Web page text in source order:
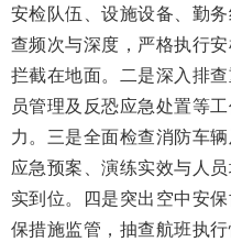
安检队伍、设施设备、勤
查频次与深度，严格执行
拦截在地面。二是深入排
员管理及反恐应急处置等
力。三是全面检查消防车
应急预案、演练实效与人
实到位。四是突出空中安
保措施监管，抽查航班执
波
浪
键
打
开
导
盲
模
式